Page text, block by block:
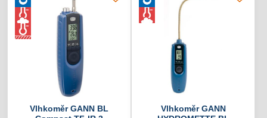
Vlhkoměr GANN BL
Vlhkoměr GANN